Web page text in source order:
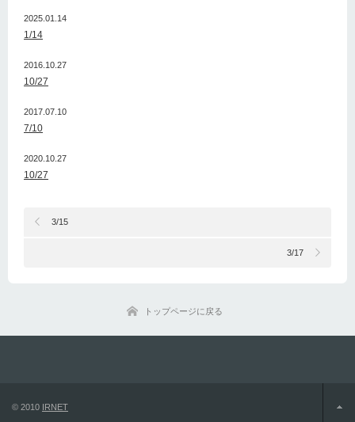
2025.01.14
1/14
2016.10.27
10/27
2017.07.10
7/10
2020.10.27
10/27
3/15
3/17
トップページに戻る
© 2010 IRNET